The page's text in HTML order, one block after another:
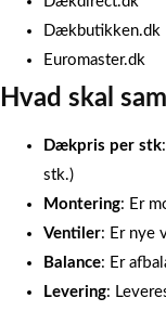
Dækbutikken.dk
Euromaster.dk
Hvad skal
Dækpris per stk
stk.)
Montering: Er
Ventiler: Er nye
Balance: Er
Levering: